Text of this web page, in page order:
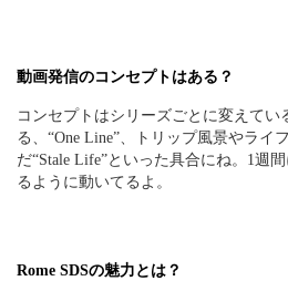
動画発信のコンセプトはある？
コンセプトはシリーズごとに変えてい
る、“One Line”、トリップ風景やライ
だ“Stale Life”といった具合にね。1週
るように動いてるよ。
Rome SDSの魅力とは？